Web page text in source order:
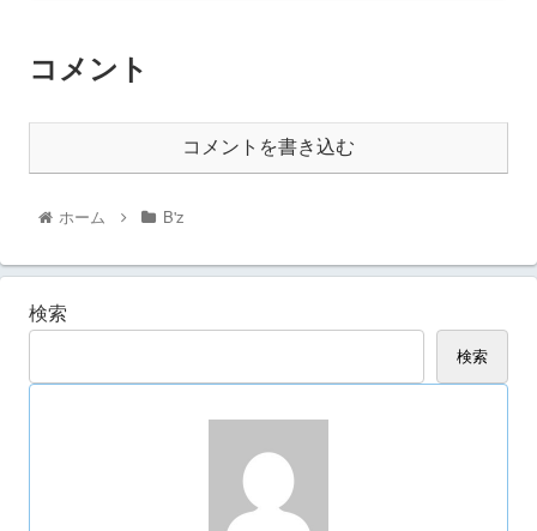
コメント
コメントを書き込む
ホーム B'z
検索
検索